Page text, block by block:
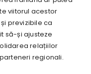
viitorul acestor
previzibile ca
să-și ajusteze
relațiilor
regionali.